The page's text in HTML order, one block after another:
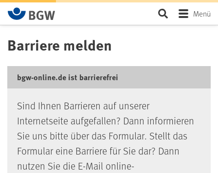
Zum Hauptinhalt springen SeiteMenü
Barriere melden
bgw-online.de ist barrierefrei
Sind Ihnen Barrieren auf unserer
Internetseite aufgefallen? Dann informieren
Sie uns bitte über das Formular. Stellt das
Formular eine Barriere für Sie dar? Dann
nutzen Sie die E-Mail online-